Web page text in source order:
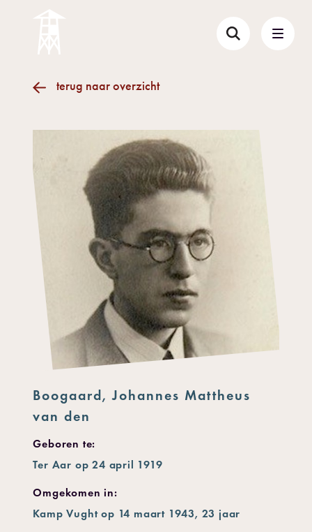
terug naar overzicht
Boogaard, Johannes Mattheus
van den
Geboren te:
Ter Aar op 24 april 1919
Omgekomen in:
Kamp Vught op 14 maart 1943, 23 jaar